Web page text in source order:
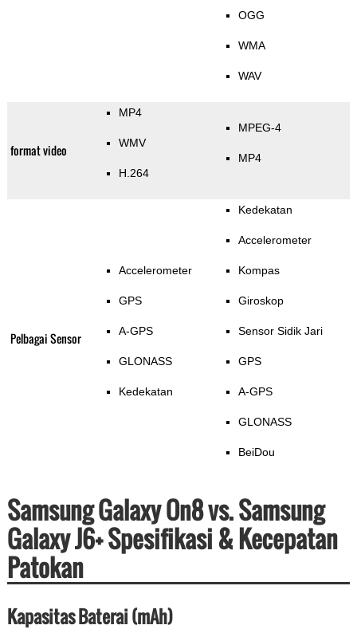
OGG
WMA
WAV
format video
MP4
WMV
H.264
MPEG-4
MP4
Pelbagai Sensor
Accelerometer
GPS
A-GPS
GLONASS
Kedekatan
Kedekatan
Accelerometer
Kompas
Giroskop
Sensor Sidik Jari
GPS
A-GPS
GLONASS
BeiDou
Samsung Galaxy On8 vs. Samsung
Galaxy J6+ Spesifikasi & Kecepatan
Patokan
Kapasitas Baterai (mAh)